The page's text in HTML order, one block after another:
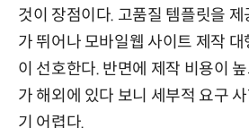
것이 장점이다. 고품질 템플릿을
가 뛰어나 모바일웹 사이트 제작
이 선호한다. 반면에 제작 비용이
가 해외에 있다 보니 세부적 요구
기 어렵다.